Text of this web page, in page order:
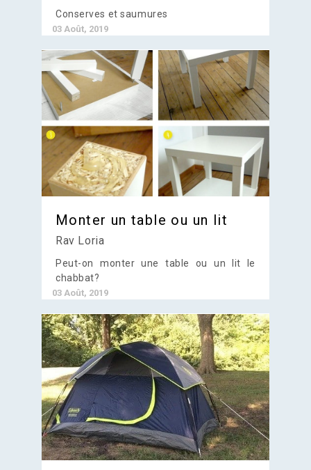
Conserves et saumures
03 Août, 2019
Monter un table ou un lit
Rav Loria
Peut-on monter une table ou un lit le
chabbat?
03 Août, 2019